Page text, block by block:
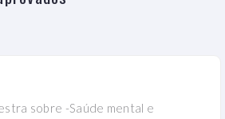
sobre -Saúde mental e